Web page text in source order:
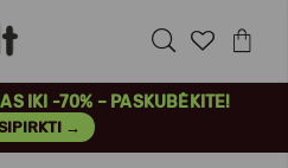
IKI -70% – PASKUBĖKITE!
→